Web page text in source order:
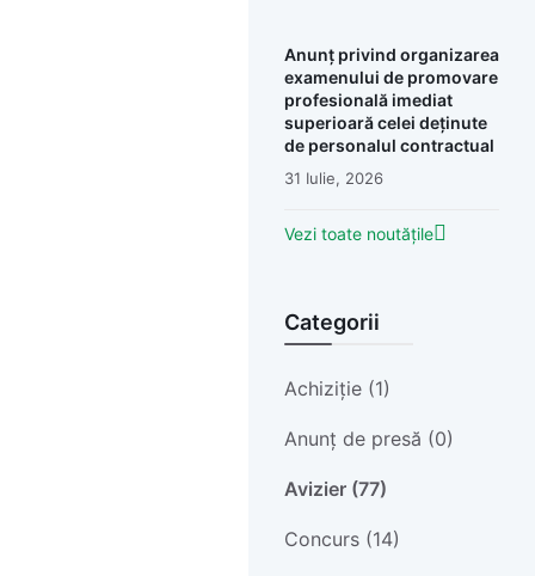
Anunț privind organizarea
examenului de promovare
profesională imediat
superioară celei deținute
de personalul contractual
31 Iulie, 2026
Vezi toate noutățile
Categorii
Achiziție (1)
Anunț de presă (0)
Avizier (77)
Concurs (14)